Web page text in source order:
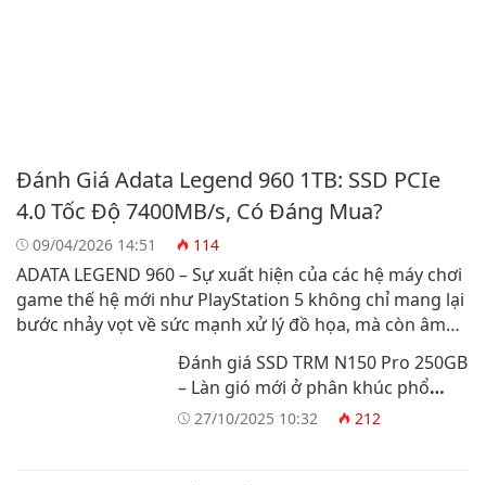
Đánh Giá Adata Legend 960 1TB: SSD PCIe
4.0 Tốc Độ 7400MB/s, Có Đáng Mua?
09/04/2026 14:51 114
ADATA LEGEND 960 – Sự xuất hiện của các hệ máy chơi
game thế hệ mới như PlayStation 5 không chỉ mang lại
bước nhảy vọt về sức mạnh xử lý đồ họa, mà còn âm
thầm tạo nên một tiêu chuẩn mới cho toàn ngành: ổ
cứng SSD giờ đây đã trở thành yếu […]
Đánh giá SSD TRM N150 Pro 250GB
– Làn gió mới ở phân khúc phổ
thông
27/10/2025 10:32 212